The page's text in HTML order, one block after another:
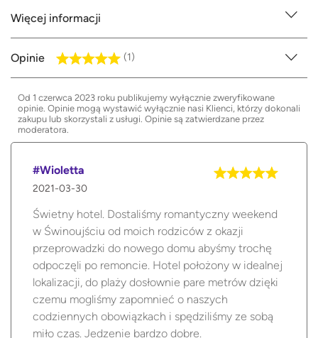
Więcej informacji
Opinie (1)
Od 1 czerwca 2023 roku publikujemy wyłącznie zweryfikowane
opinie. Opinie mogą wystawić wyłącznie nasi Klienci, którzy dokonali
zakupu lub skorzystali z usługi. Opinie są zatwierdzane przez
moderatora.
#Wioletta
2021-03-30
Świetny hotel. Dostaliśmy romantyczny weekend
w Świnoujściu od moich rodziców z okazji
przeprowadzki do nowego domu abyśmy trochę
odpoczęli po remoncie. Hotel położony w idealnej
lokalizacji, do plaży dosłownie pare metrów dzięki
czemu mogliśmy zapomnieć o naszych
codziennych obowiązkach i spędziliśmy ze sobą
miło czas. Jedzenie bardzo dobre.